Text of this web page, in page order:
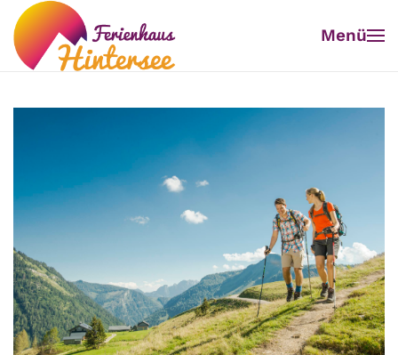
Zum Hauptinhalt springen
Menü